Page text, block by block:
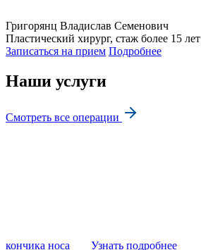
Григорянц Владислав Семенович
Пластический хирург, стаж более 15 лет
Записаться на прием Подробнее
Наши услуги
Смотреть все операции
кончика носа
Узнать подробнее